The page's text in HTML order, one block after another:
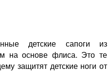
детские сапоги из
на основе флиса. Это те
защитят детские ноги от